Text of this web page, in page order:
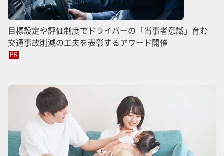
目標設定や評価制度でドライバーの「当事者意識」育む
交通事故削減の工夫を表彰するアワード開催
PR